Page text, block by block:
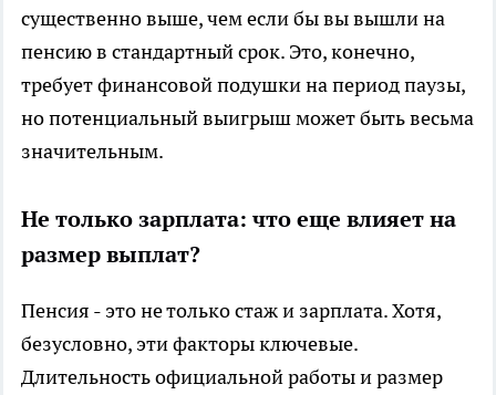
существенно выше, чем если бы вы вышли на
пенсию в стандартный срок. Это, конечно,
требует финансовой подушки на период паузы,
но потенциальный выигрыш может быть весьма
значительным.
Не только зарплата: что еще влияет на
размер выплат?
Пенсия - это не только стаж и зарплата. Хотя,
безусловно, эти факторы ключевые.
Длительность официальной работы и размер